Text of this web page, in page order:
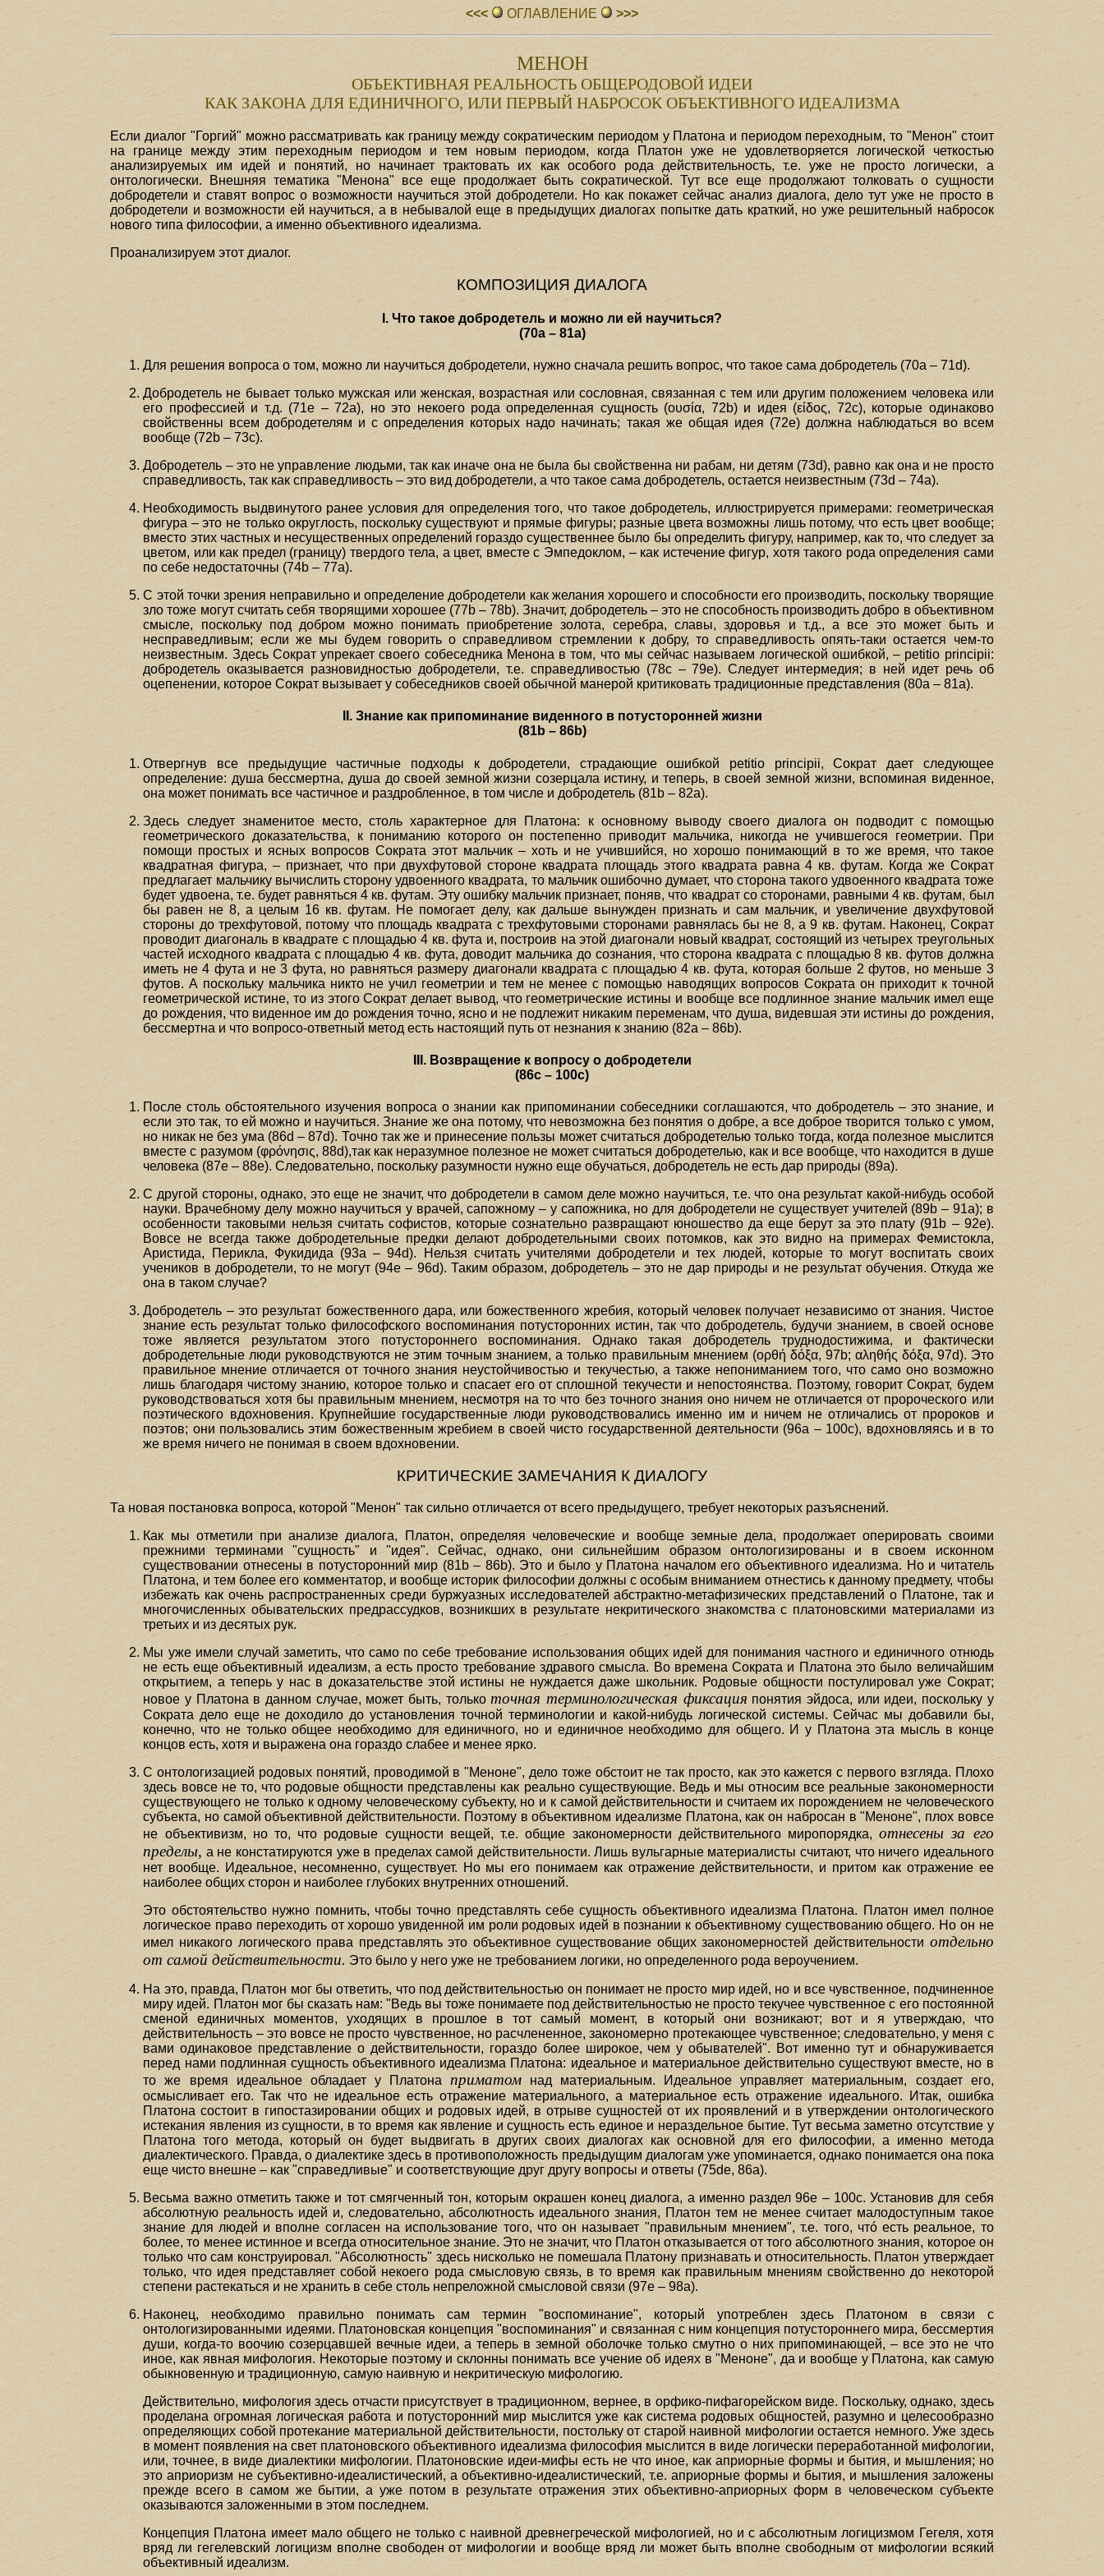
<<< ОГЛАВЛЕHИЕ >>>
МЕНОН
ОБЪЕКТИВНАЯ РЕАЛЬНОСТЬ ОБЩЕРОДОВОЙ ИДЕИ
КАК ЗАКОНА ДЛЯ ЕДИНИЧНОГО, ИЛИ ПЕРВЫЙ НАБРОСОК ОБЪЕКТИВНОГО ИДЕАЛИЗМА
Если диалог "Горгий" можно рассматривать как границу между сократическим периодом у Платона и периодом переходным, то "Менон" стоит
на границе между этим переходным периодом и тем новым периодом, когда Платон уже не удовлетворяется логической четкостью
анализируемых им идей и понятий, но начинает трактовать их как особого рода действительность, т.е. уже не просто логически, а
онтологически. Внешняя тематика "Менона" все еще продолжает быть сократической. Тут все еще продолжают толковать о сущности
добродетели и ставят вопрос о возможности научиться этой добродетели. Но как покажет сейчас анализ диалога, дело тут уже не просто в
добродетели и возможности ей научиться, а в небывалой еще в предыдущих диалогах попытке дать краткий, но уже решительный набросок
нового типа философии, а именно объективного идеализма.
Проанализируем этот диалог.
КОМПОЗИЦИЯ ДИАЛОГА
I. Что такое добродетель и можно ли ей научиться?
(70а – 81а)
Для решения вопроса о том, можно ли научиться добродетели, нужно сначала решить вопрос, что такое сама добродетель (70а – 71d).
Добродетель не бывает только мужская или женская, возрастная или сословная, связанная с тем или другим положением человека или
его профессией и т.д. (71е – 72а), но это некоего рода определенная сущность (ουσία, 72b) и идея (είδος, 72с), которые одинаково
свойственны всем добродетелям и с определения которых надо начинать; такая же общая идея (72е) должна наблюдаться во всем
вообще (72b – 73с).
Добродетель – это не управление людьми, так как иначе она не была бы свойственна ни рабам, ни детям (73d), равно как она и не просто
справедливость, так как справедливость – это вид добродетели, а что такое сама добродетель, остается неизвестным (73d – 74а).
Необходимость выдвинутого ранее условия для определения того, что такое добродетель, иллюстрируется примерами: геометрическая
фигура – это не только округлость, поскольку существуют и прямые фигуры; разные цвета возможны лишь потому, что есть цвет вообще;
вместо этих частных и несущественных определений гораздо существеннее было бы определить фигуру, например, как то, что следует за
цветом, или как предел (границу) твердого тела, а цвет, вместе с Эмпедоклом, – как истечение фигур, хотя такого рода определения сами
по себе недостаточны (74b – 77а).
С этой точки зрения неправильно и определение добродетели как желания хорошего и способности его производить, поскольку творящие
зло тоже могут считать себя творящими хорошее (77b – 78b). Значит, добродетель – это не способность производить добро в объективном
смысле, поскольку под добром можно понимать приобретение золота, серебра, славы, здоровья и т.д., а все это может быть и
несправедливым; если же мы будем говорить о справедливом стремлении к добру, то справедливость опять-таки остается чем-то
неизвестным. Здесь Сократ упрекает своего собеседника Менона в том, что мы сейчас называем логической ошибкой, – petitio principii:
добродетель оказывается разновидностью добродетели, т.е. справедливостью (78с – 79е). Следует интермедия; в ней идет речь об
оцепенении, которое Сократ вызывает у собеседников своей обычной манерой критиковать традиционные представления (80а – 81а).
II. Знание как припоминание виденного в потусторонней жизни
(81b – 86b)
Отвергнув все предыдущие частичные подходы к добродетели, страдающие ошибкой petitio principii, Сократ дает следующее
определение: душа бессмертна, душа до своей земной жизни созерцала истину, и теперь, в своей земной жизни, вспоминая виденное,
она может понимать все частичное и раздробленное, в том числе и добродетель (81b – 82а).
Здесь следует знаменитое место, столь характерное для Платона: к основному выводу своего диалога он подводит с помощью
геометрического доказательства, к пониманию которого он постепенно приводит мальчика, никогда не учившегося геометрии. При
помощи простых и ясных вопросов Сократа этот мальчик – хоть и не учившийся, но хорошо понимающий в то же время, что такое
квадратная фигура, – признает, что при двухфутовой стороне квадрата площадь этого квадрата равна 4 кв. футам. Когда же Сократ
предлагает мальчику вычислить сторону удвоенного квадрата, то мальчик ошибочно думает, что сторона такого удвоенного квадрата тоже
будет удвоена, т.е. будет равняться 4 кв. футам. Эту ошибку мальчик признает, поняв, что квадрат со сторонами, равными 4 кв. футам, был
бы равен не 8, а целым 16 кв. футам. Не помогает делу, как дальше вынужден признать и сам мальчик, и увеличение двухфутовой
стороны до трехфутовой, потому что площадь квадрата с трехфутовыми сторонами равнялась бы не 8, а 9 кв. футам. Наконец, Сократ
проводит диагональ в квадрате с площадью 4 кв. фута и, построив на этой диагонали новый квадрат, состоящий из четырех треугольных
частей исходного квадрата с площадью 4 кв. фута, доводит мальчика до сознания, что сторона квадрата с площадью 8 кв. футов должна
иметь не 4 фута и не 3 фута, но равняться размеру диагонали квадрата с площадью 4 кв. фута, которая больше 2 футов, но меньше 3
футов. А поскольку мальчика никто не учил геометрии и тем не менее с помощью наводящих вопросов Сократа он приходит к точной
геометрической истине, то из этого Сократ делает вывод, что геометрические истины и вообще все подлинное знание мальчик имел еще
до рождения, что виденное им до рождения точно, ясно и не подлежит никаким переменам, что душа, видевшая эти истины до рождения,
бессмертна и что вопросо-ответный метод есть настоящий путь от незнания к знанию (82а – 86b).
III. Возвращение к вопросу о добродетели
(86с – 100с)
После столь обстоятельного изучения вопроса о знании как припоминании собеседники соглашаются, что добродетель – это знание, и
если это так, то ей можно и научиться. Знание же она потому, что невозможна без понятия о добре, а все доброе творится только с умом,
но никак не без ума (86d – 87d). Точно так же и принесение пользы может считаться добродетелью только тогда, когда полезное мыслится
вместе с разумом (φρόνησις, 88d),так как неразумное полезное не может считаться добродетелью, как и все вообще, что находится в душе
человека (87е – 88е). Следовательно, поскольку разумности нужно еще обучаться, добродетель не есть дар природы (89а).
С другой стороны, однако, это еще не значит, что добродетели в самом деле можно научиться, т.е. что она результат какой-нибудь особой
науки. Врачебному делу можно научиться у врачей, сапожному – у сапожника, но для добродетели не существует учителей (89b – 91а); в
особенности таковыми нельзя считать софистов, которые сознательно развращают юношество да еще берут за это плату (91b – 92е).
Вовсе не всегда также добродетельные предки делают добродетельными своих потомков, как это видно на примерах Фемистокла,
Аристида, Перикла, Фукидида (93а – 94d). Нельзя считать учителями добродетели и тех людей, которые то могут воспитать своих
учеников в добродетели, то не могут (94е – 96d). Таким образом, добродетель – это не дар природы и не результат обучения. Откуда же
она в таком случае?
Добродетель – это результат божественного дара, или божественного жребия, который человек получает независимо от знания. Чистое
знание есть результат только философского воспоминания потусторонних истин, так что добродетель, будучи знанием, в своей основе
тоже является результатом этого потустороннего воспоминания. Однако такая добродетель труднодостижима, и фактически
добродетельные люди руководствуются не этим точным знанием, а только правильным мнением (ορθή δόξα, 97b; αληθής δόξα, 97d). Это
правильное мнение отличается от точного знания неустойчивостью и текучестью, а также непониманием того, что само оно возможно
лишь благодаря чистому знанию, которое только и спасает его от сплошной текучести и непостоянства. Поэтому, говорит Сократ, будем
руководствоваться хотя бы правильным мнением, несмотря на то что без точного знания оно ничем не отличается от пророческого или
поэтического вдохновения. Крупнейшие государственные люди руководствовались именно им и ничем не отличались от пророков и
поэтов; они пользовались этим божественным жребием в своей чисто государственной деятельности (96а – 100с), вдохновляясь и в то
же время ничего не понимая в своем вдохновении.
КРИТИЧЕСКИЕ ЗАМЕЧАНИЯ К ДИАЛОГУ
Та новая постановка вопроса, которой "Менон" так сильно отличается от всего предыдущего, требует некоторых разъяснений.
Как мы отметили при анализе диалога, Платон, определяя человеческие и вообще земные дела, продолжает оперировать своими
прежними терминами "сущность" и "идея". Сейчас, однако, они сильнейшим образом онтологизированы и в своем исконном
существовании отнесены в потусторонний мир (81b – 86b). Это и было у Платона началом его объективного идеализма. Но и читатель
Платона, и тем более его комментатор, и вообще историк философии должны с особым вниманием отнестись к данному предмету, чтобы
избежать как очень распространенных среди буржуазных исследователей абстрактно-метафизических представлений о Платоне, так и
многочисленных обывательских предрассудков, возникших в результате некритического знакомства с платоновскими материалами из
третьих и из десятых рук.
Мы уже имели случай заметить, что само по себе требование использования общих идей для понимания частного и единичного отнюдь
не есть еще объективный идеализм, а есть просто требование здравого смысла. Во времена Сократа и Платона это было величайшим
открытием, а теперь у нас в доказательстве этой истины не нуждается даже школьник. Родовые общности постулировал уже Сократ;
новое у Платона в данном случае, может быть, только точная терминологическая фиксация понятия эйдоса, или идеи, поскольку у
Сократа дело еще не доходило до установления точной терминологии и какой-нибудь логической системы. Сейчас мы добавили бы,
конечно, что не только общее необходимо для единичного, но и единичное необходимо для общего. И у Платона эта мысль в конце
концов есть, хотя и выражена она гораздо слабее и менее ярко.
С онтологизацией родовых понятий, проводимой в "Меноне", дело тоже обстоит не так просто, как это кажется с первого взгляда. Плохо
здесь вовсе не то, что родовые общности представлены как реально существующие. Ведь и мы относим все реальные закономерности
существующего не только к одному человеческому субъекту, но и к самой действительности и считаем их порождением не человеческого
субъекта, но самой объективной действительности. Поэтому в объективном идеализме Платона, как он набросан в "Меноне", плох вовсе
не объективизм, но то, что родовые сущности вещей, т.е. общие закономерности действительного миропорядка,отнесены за его
пределы, а не констатируются уже в пределах самой действительности. Лишь вульгарные материалисты считают, что ничего идеального
нет вообще. Идеальное, несомненно, существует. Но мы его понимаем как отражение действительности, и притом как отражение ее
наиболее общих сторон и наиболее глубоких внутренних отношений.
Это обстоятельство нужно помнить, чтобы точно представлять себе сущность объективного идеализма Платона. Платон имел полное
логическое право переходить от хорошо увиденной им роли родовых идей в познании к объективному существованию общего. Но он не
имел никакого логического права представлять это объективное существование общих закономерностей действительностиотдельно
от самой действительности. Это было у него уже не требованием логики, но определенного рода вероучением.
На это, правда, Платон мог бы ответить, что под действительностью он понимает не просто мир идей, но и все чувственное, подчиненное
миру идей. Платон мог бы сказать нам: "Ведь вы тоже понимаете под действительностью не просто текучее чувственное с его постоянной
сменой единичных моментов, уходящих в прошлое в тот самый момент, в который они возникают; вот и я утверждаю, что
действительность – это вовсе не просто чувственное, но расчлененное, закономерно протекающее чувственное; следовательно, у меня с
вами одинаковое представление о действительности, гораздо более широкое, чем у обывателей". Вот именно тут и обнаруживается
перед нами подлинная сущность объективного идеализма Платона: идеальное и материальное действительно существуют вместе, но в
то же время идеальное обладает у Платона приматом над материальным. Идеальное управляет материальным, создает его,
осмысливает его. Так что не идеальное есть отражение материального, а материальное есть отражение идеального. Итак, ошибка
Платона состоит в гипостазировании общих и родовых идей, в отрыве сущностей от их проявлений и в утверждении онтологического
истекания явления из сущности, в то время как явление и сущность есть единое и нераздельное бытие. Тут весьма заметно отсутствие у
Платона того метода, который он будет выдвигать в других своих диалогах как основной для его философии, а именно метода
диалектического. Правда, о диалектике здесь в противоположность предыдущим диалогам уже упоминается, однако понимается она пока
еще чисто внешне – как "справедливые" и соответствующие друг другу вопросы и ответы (75de, 86а).
Весьма важно отметить также и тот смягченный тон, которым окрашен конец диалога, а именно раздел 96е – 100с. Установив для себя
абсолютную реальность идей и, следовательно, абсолютность идеального знания, Платон тем не менее считает малодоступным такое
знание для людей и вполне согласен на использование того, что он называет "правильным мнением", т.е. того, чтó есть реальное, то
более, то менее истинное и всегда относительное знание. Это не значит, что Платон отказывается от того абсолютного знания, которое он
только что сам конструировал. "Абсолютность" здесь нисколько не помешала Платону признавать и относительность. Платон утверждает
только, что идея представляет собой некоего рода смысловую связь, в то время как правильным мнениям свойственно до некоторой
степени растекаться и не хранить в себе столь непреложной смысловой связи (97е – 98а).
Наконец, необходимо правильно понимать сам термин "воспоминание", который употреблен здесь Платоном в связи с
онтологизированными идеями. Платоновская концепция "воспоминания" и связанная с ним концепция потустороннего мира, бессмертия
души, когда-то воочию созерцавшей вечные идеи, а теперь в земной оболочке только смутно о них припоминающей, – все это не что
иное, как явная мифология. Некоторые поэтому и склонны понимать все учение об идеях в "Меноне", да и вообще у Платона, как самую
обыкновенную и традиционную, самую наивную и некритическую мифологию.
Действительно, мифология здесь отчасти присутствует в традиционном, вернее, в орфико-пифагорейском виде. Поскольку, однако, здесь
проделана огромная логическая работа и потусторонний мир мыслится уже как система родовых общностей, разумно и целесообразно
определяющих собой протекание материальной действительности, постольку от старой наивной мифологии остается немного. Уже здесь
в момент появления на свет платоновского объективного идеализма философия мыслится в виде логически переработанной мифологии,
или, точнее, в виде диалектики мифологии. Платоновские идеи-мифы есть не что иное, как априорные формы и бытия, и мышления; но
это априоризм не субъективно-идеалистический, а объективно-идеалистический, т.е. априорные формы и бытия, и мышления заложены
прежде всего в самом же бытии, а уже потом в результате отражения этих объективно-априорных форм в человеческом субъекте
оказываются заложенными в этом последнем.
Концепция Платона имеет мало общего не только с наивной древнегреческой мифологией, но и с абсолютным логицизмом Гегеля, хотя
вряд ли гегелевский логицизм вполне свободен от мифологии и вообще вряд ли может быть вполне свободным от мифологии всякий
объективный идеализм.